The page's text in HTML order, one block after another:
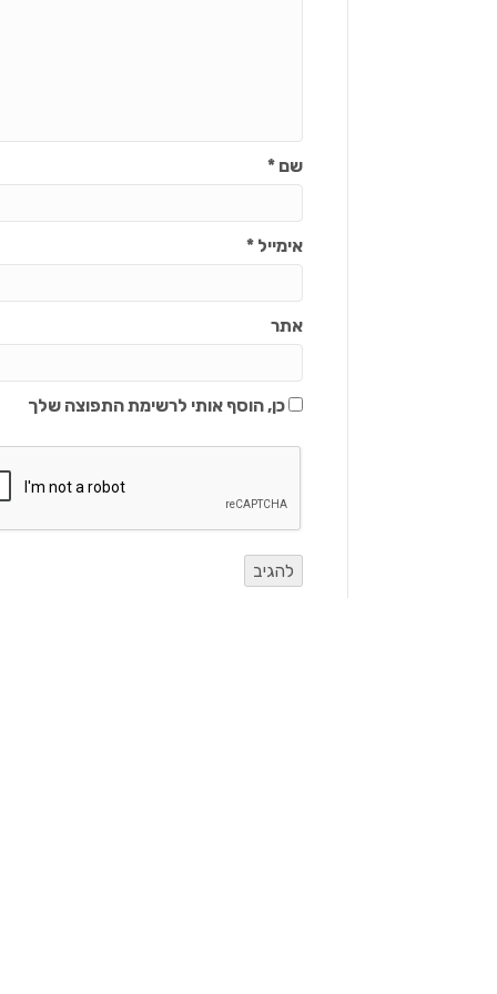
שם*
אימייל*
אתר
כן, הוסף אותי לרשימת התפוצה שלך